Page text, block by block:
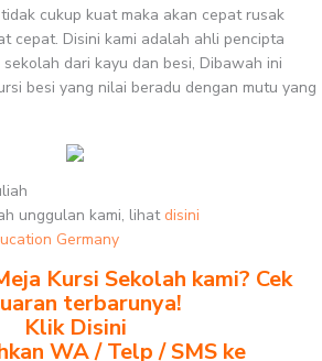
cukup kuat maka akan cepat rusak
cepat. Disini kami adalah ahli pencipta
dari kayu dan besi, Dibawah ini
besi yang nilai beradu dengan mutu yang
unggulan kami, lihatdisini
Germany
Kursi Sekolah kami? Cek
terbarunya!
Klik Disini
WA / Telp / SMS ke